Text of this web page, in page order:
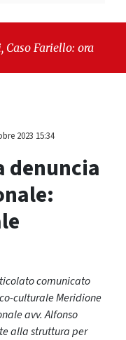
Fariello: ora torniamo
2023 15:34
denuncia
comunicato
culturale Meridione
avv. Alfonso
alla struttura per